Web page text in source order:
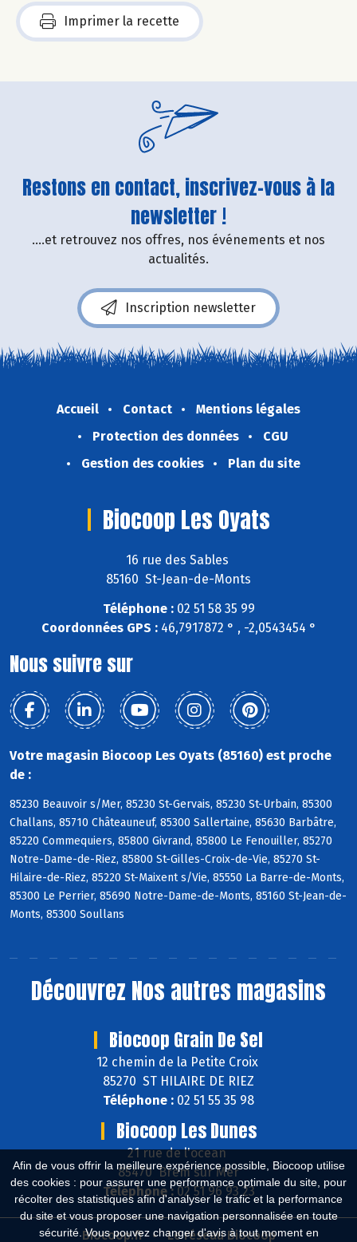
Afin de vous offrir la meilleure expérience possible, Biocoop utilise
des cookies : pour assurer une performance optimale du site, pour
récolter des statistiques afin d'analyser le trafic et la performance
du site et vous proposer une navigation personnalisée en toute
sécurité. Vous pouvez changer d'avis à tout moment en
Imprimer la recette
Restons en contact, inscrivez-vous à la
newsletter !
....et retrouvez nos offres, nos événements et nos
actualités.
Inscription newsletter
Accueil Contact
Mentions légales
Protection des données
CGU
Gestion des cookies
Plan du site
Biocoop Les Oyats
16 rue des Sables
85160 St-Jean-de-Monts
Téléphone :02 51 58 35 99
Coordonnées GPS :46,7917872 ° , -2,0543454 °
Nous suivre sur
Votre magasin Biocoop Les Oyats (85160) est proche
de :
85230 Beauvoir s/Mer, 85230 St-Gervais, 85230 St-Urbain, 85300
Challans, 85710 Châteauneuf, 85300 Sallertaine, 85630 Barbâtre,
85220 Commequiers, 85800 Givrand, 85800 Le Fenouiller, 85270
Notre-Dame-de-Riez, 85800 St-Gilles-Croix-de-Vie, 85270 St-
Hilaire-de-Riez, 85220 St-Maixent s/Vie, 85550 La Barre-de-Monts,
85300 Le Perrier, 85690 Notre-Dame-de-Monts, 85160 St-Jean-de-
Monts, 85300 Soullans
Découvrez Nos autres magasins
Biocoop Grain De Sel
12 chemin de la Petite Croix
85270 ST HILAIRE DE RIEZ
Téléphone : 02 51 55 35 98
Biocoop Les Dunes
21 rue de l'ocean
85470 Brem sur Mer
Téléphone :02 51 96 93 23
Biocoop.fr Le réseau Biocoop